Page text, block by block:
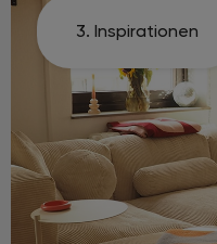
3. Inspirationen